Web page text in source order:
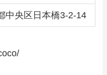
中央区日本橋3-2-14